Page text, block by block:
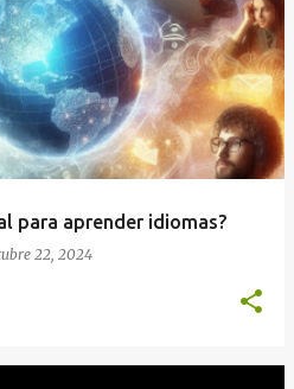
para aprender idiomas?
22, 2024